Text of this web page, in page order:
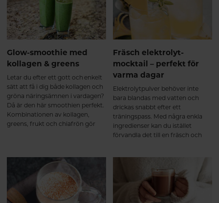
smak och löser sig lätt i
blandningen, vilket gör dem till
ett naturligt inslag i din
morgonrutin.
Glow-smoothie med
kollagen & greens
Letar du efter ett gott och enkelt
sätt att få i dig både kollagen och
gröna näringsämnen i vardagen?
Då är den här smoothien perfekt.
Kombinationen av kollagen,
greens, frukt och chiafrön gör
frukost, mellanmål eller efter
träning – och ett smidigt sätt att
stötta hud, hår och leder varje
dag.
Fräsch elektrolyt-
mocktail – perfekt för
varma dagar
Elektrolytpulver behöver inte
bara blandas med vatten och
drickas snabbt efter ett
träningspass. Med några enkla
ingredienser kan du istället
förvandla det till en fräsch och